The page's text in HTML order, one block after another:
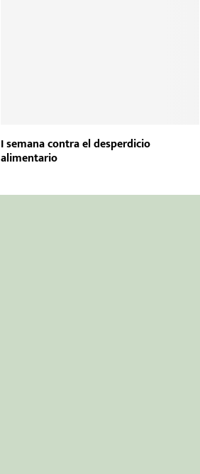
I semana contra el desperdicio
alimentario